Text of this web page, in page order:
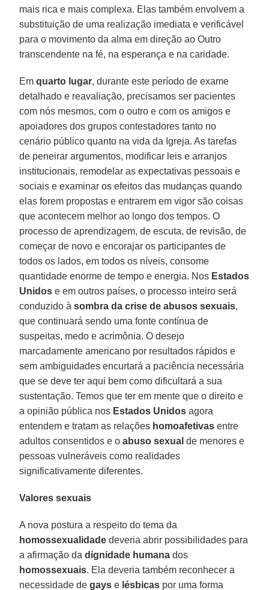
mais rica e mais complexa. Elas também envolvem a
substituição de uma realização imediata e verificável
para o movimento da alma em direção ao Outro
transcendente na fé, na esperança e na caridade.
Em quarto lugar, durante este período de exame
detalhado e reavaliação, precisamos ser pacientes
com nós mesmos, com o outro e com os amigos e
apoiadores dos grupos contestadores tanto no
cenário público quanto na vida da Igreja. As tarefas
de peneirar argumentos, modificar leis e arranjos
institucionais, remodelar as expectativas pessoais e
sociais e examinar os efeitos das mudanças quando
elas forem propostas e entrarem em vigor são coisas
que acontecem melhor ao longo dos tempos. O
processo de aprendizagem, de escuta, de revisão, de
começar de novo e encorajar os participantes de
todos os lados, em todos os níveis, consome
quantidade enorme de tempo e energia. Nos Estados
Unidos e em outros países, o processo inteiro será
conduzido àsombra da crise de abusos sexuais,
que continuará sendo uma fonte contínua de
suspeitas, medo e acrimônia. O desejo
marcadamente americano por resultados rápidos e
sem ambiguidades encurtará a paciência necessária
que se deve ter aqui bem como dificultará a sua
sustentação. Temos que ter em mente que o direito e
a opinião pública nos Estados Unidos agora
entendem e tratam as relações homoafetivas entre
adultos consentidos e oabuso sexual de menores e
pessoas vulneráveis como realidades
significativamente diferentes.
Valores sexuais
A nova postura a respeito do tema da
homossexualidade deveria abrir possibilidades para
a afirmação dadignidade humana dos
homossexuais. Ela deveria também reconhecer a
necessidade degays e lésbicas por uma forma